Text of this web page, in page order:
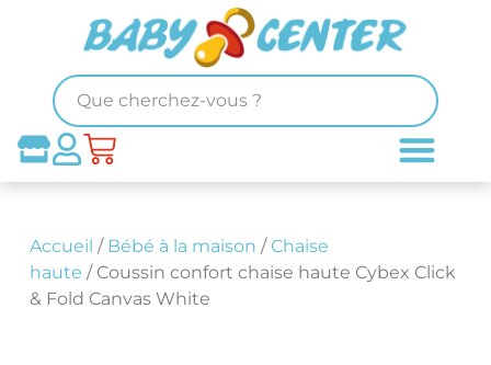
Accueil / Bébé à la maison /Chaise
haute / Coussin confort chaise haute Cybex Click
& Fold Canvas White